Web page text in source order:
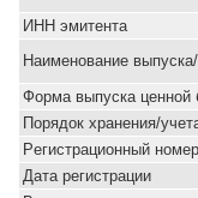
ИНН эмитента
Наименование
Форма выпуска ценной
Порядок хранения/
Pегистрационный номер
Дата регистрации